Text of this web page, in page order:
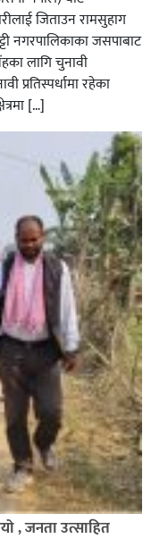
जिताउन रामसुहाग
नगरपालिकाका जसपाबाट
लागि चुनावी
रहेका
[…]
, जनता उत्साहित